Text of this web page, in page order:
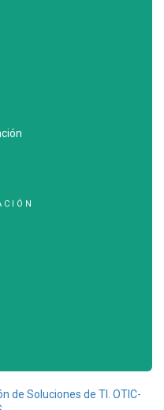
de Soluciones de TI. OTIC-